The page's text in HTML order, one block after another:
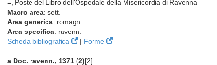
=, Poste del Libro dell'Ospedale della Misericordia di Ravenna
Macro area: sett.
Area generica: romagn.
Area specifica: ravenn.
Scheda bibliografica
| Forme
a Doc. ravenn., 1371 (2)[2]